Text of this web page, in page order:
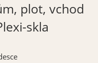
plot, vchod
skla